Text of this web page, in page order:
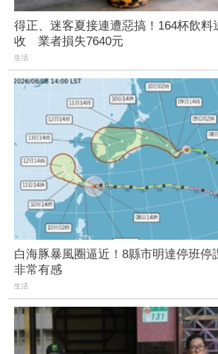
得正、迷客夏接連遭惡搞！164杯飲料
收 業者損失7640元
生活
白海豚暴風圈逼近！8縣市明達停班
非常有感
生活